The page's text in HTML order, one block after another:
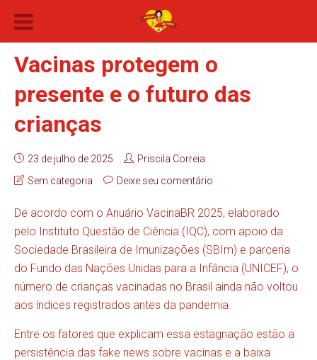
Vacinas protegem o
presente e o futuro das
crianças
23 de julho de 2025
Priscila Correia
Sem categoria
Deixe seu comentário
De acordo com o Anuário VacinaBR 2025, elaborado
pelo Instituto Questão de Ciência (IQC), com apoio da
Sociedade Brasileira de Imunizações (SBIm) e parceria
do Fundo das Nações Unidas para a Infância (UNICEF), o
número de crianças vacinadas no Brasil ainda não voltou
aos índices registrados antes da pandemia.
Entre os fatores que explicam essa estagnação estão a
persistência das fake news sobre vacinas e a baixa